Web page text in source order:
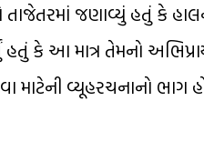
તાજેતરમાં જણાવ્યું હતું કે
હતું કે આ માત્ર તેમનો
વ્યૂહરચનાનો ભાગ